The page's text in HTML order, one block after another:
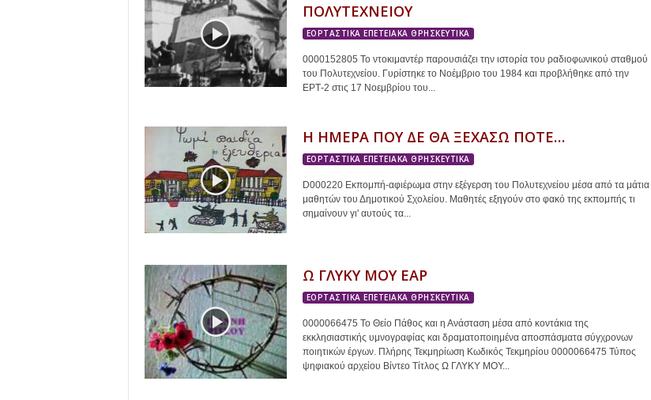
ΠΟΛΥΤΕΧΝΕΙΟΥ
ΕΟΡΤΑΣΤΙΚΑ ΕΠΕΤΕΙΑΚΑ ΘΡΗΣΚΕΥΤΙΚΑ
0000152805 Το ντοκιμαντέρ παρουσιάζει την ιστορία του ραδιοφωνικού σταθμού
του Πολυτεχνείου. Γυρίστηκε το Νοέμβριο του 1984 και προβλήθηκε από την
ΕΡΤ-2 στις 17 Νοεμβρίου του...
Η ΗΜΕΡΑ ΠΟΥ ΔΕ ΘΑ ΞΕΧΑΣΩ ΠΟΤΕ…
ΕΟΡΤΑΣΤΙΚΑ ΕΠΕΤΕΙΑΚΑ ΘΡΗΣΚΕΥΤΙΚΑ
D000220 Εκπομπή-αφιέρωμα στην εξέγερση του Πολυτεχνείου μέσα από τα μάτια
μαθητών του Δημοτικού Σχολείου. Μαθητές εξηγούν στο φακό της εκπομπής τι
σημαίνουν γι' αυτούς τα...
Ω ΓΛΥΚΥ ΜΟΥ ΕΑΡ
ΕΟΡΤΑΣΤΙΚΑ ΕΠΕΤΕΙΑΚΑ ΘΡΗΣΚΕΥΤΙΚΑ
0000066475 Το Θείο Πάθος και η Ανάσταση μέσα από κοντάκια της
εκκλησιαστικής υμνογραφίας και δραματοποιημένα αποσπάσματα σύγχρονων
ποιητικών έργων. Πλήρης Τεκμηρίωση Κωδικός Τεκμηρίου 0000066475 Τύπος
ψηφιακού αρχείου Βίντεο Τίτλος Ω ΓΛΥΚΥ ΜΟΥ...